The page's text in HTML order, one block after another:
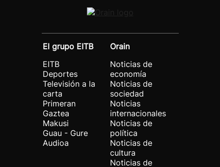
El grupo EITB
EITB
Deportes
Televisión a la
carta
Primeran
Gaztea
Makusi
Guau - Gure
Audioa
Orain
Noticias de
economía
Noticias de
sociedad
Noticias
internacionales
Noticias de
política
Noticias de
cultura
Noticias de